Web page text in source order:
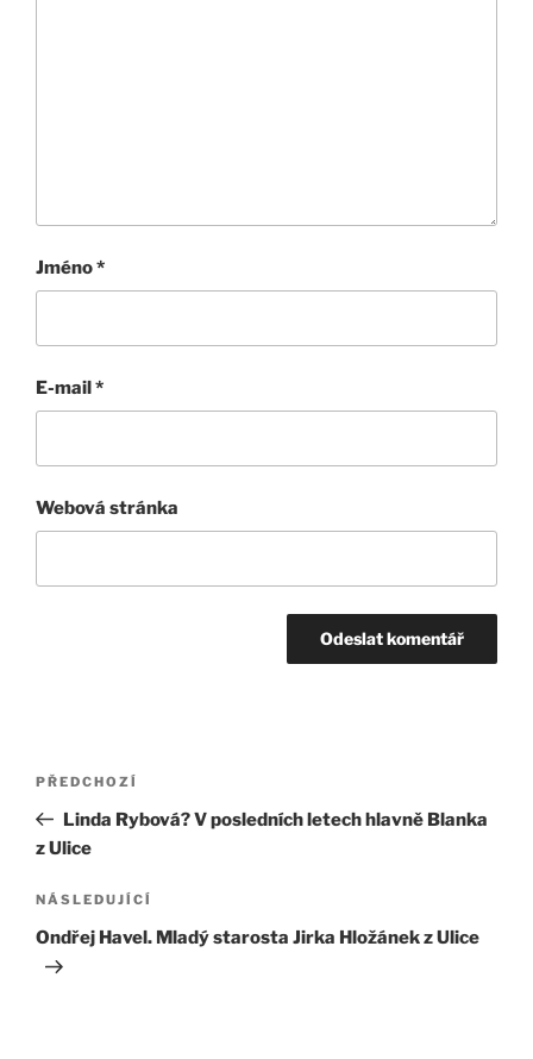
Jméno*
E-mail*
Webová stránka
Navigace
příspěvek
Předchozí
příspěvek
PŘEDCHOZÍ
Linda Rybová? V posledních letech hlavně Blanka
z Ulice
Následující
příspěvek
NÁSLEDUJÍCÍ
Ondřej Havel. Mladý starosta Jirka Hložánek z Ulice